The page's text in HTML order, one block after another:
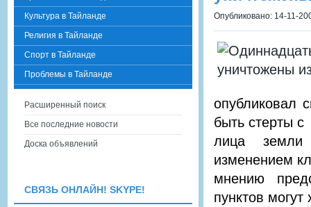
Опубликовано: 14-11-
опубликовал
быть стерты с
лица земли
изменением
мнению
пунктов могут
Культура в Тайланде
Религия в Тайланде
Спорт в Тайланде
Проблемы в Тайланде
Расширенный поиск
Все последние новости
Доска объявлений
СВЯЗЬ ОНЛАЙН! SKYPE!